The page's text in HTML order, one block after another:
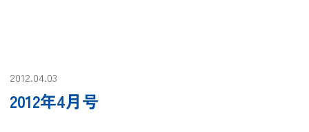
2012.04.03
2012年4月号